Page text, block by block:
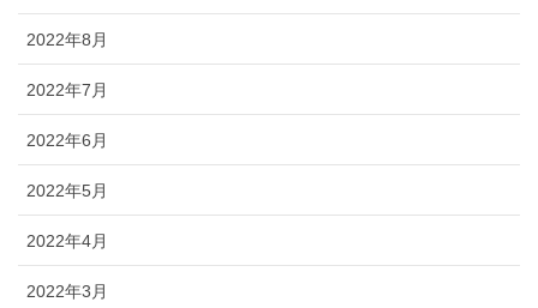
2022年8月
2022年7月
2022年6月
2022年5月
2022年4月
2022年3月